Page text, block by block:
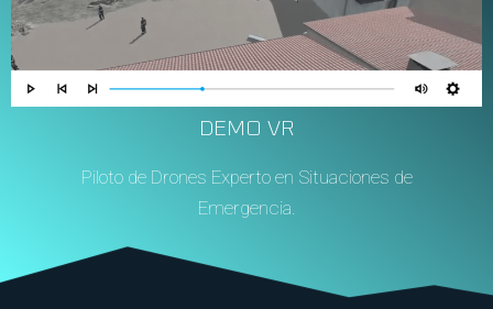
DEMO VR
Piloto de Drones Experto en Situaciones de
Emergencia.